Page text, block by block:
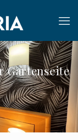
Gartenseite